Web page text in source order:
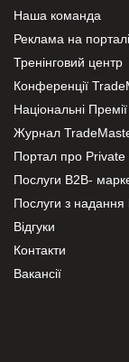
Наша команда
Реклама на порталі
Тренінговий центр
Конференції
Національні Премії
Журнал
Портал про Private
Послуги В2В-
Послуги з надання
Відгуки
Контакти
Вакансії